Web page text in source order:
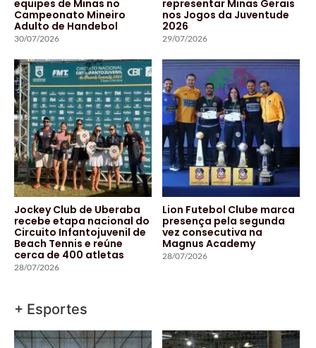
equipes de Minas no
Campeonato Mineiro
Adulto de Handebol
30/07/2026
representar Minas Gerais
nos Jogos da Juventude
2026
29/07/2026
Jockey Club de Uberaba
recebe etapa nacional do
Circuito Infantojuvenil de
Beach Tennis e reúne
cerca de 400 atletas
28/07/2026
Lion Futebol Clube marca
presença pela segunda
vez consecutiva na
Magnus Academy
28/07/2026
+ Esportes